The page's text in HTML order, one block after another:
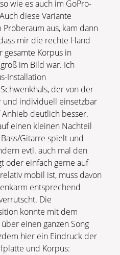
wie es auch im GoPro-
diese Variante
aus, kam dann
mir die rechte Hand
gesamte Korpus in
im Bild war. Ich
Installation
der von der
und individuell einsetzbar
deutlich besser.
einen kleinen Nachteil
Gitarre spielt und
evtl. auch mal den
oder einfach gerne auf
mobil ist, muss davon
entsprechend
Die
konnte mit dem
einen ganzen Song
hier ein Eindruck der
und Korpus: